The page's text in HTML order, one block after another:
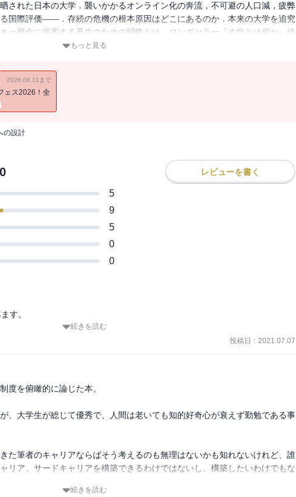
された日本の大学．襲いかかるオンライン化の奔流，不可避の人口減，疲弊
国際評価――．存続の危機の根本原因はどこにあるのか．本来の大学を追究
ー概念に提案する再生のための戦略とは．ロングセラー『大学とは何か』待
もっと見る
2026.08.11まで
ェス2026！全
の設計
レビューを書く
5
9
5
0
0
す。
まなかった大学のオンライン化は一気に進んだ。ポストコロナ時代の大学は
ら始まり、大学の歴史から昨今の大学改革の悪影響が語られ、最後は、国民
を育成するような大学に、日本の大学の一握りでもなれるかと問いかけて終
な"時間"が蔑ろにされて、外からの論理、圧力で進められてきた結果、今の
に実現していくか、若手教員のキャリアパス、学生の学びについても、大学
が大事だというのはよくわかるが、まさに、言うは易し、行うは難し。
ャルなど、色々参考になることが多かった。
続きを読む
投稿日 : 2021.07.07
度を俯瞰的に論じた本。
、大学生が総じて優秀で、人間は老いても知的好奇心が衰えず勤勉である事
た筆者のキャリアならばそう考えるのも無理はないかも知れないけれど、誰
リア、サードキャリアを構築できるわけではないし、構築したいわけでもな
続きを読む